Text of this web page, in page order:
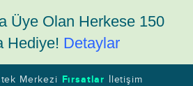
Üye Olan Herkese 150
Hediye! Detaylar
Merkezi Fırsatlar İletişim